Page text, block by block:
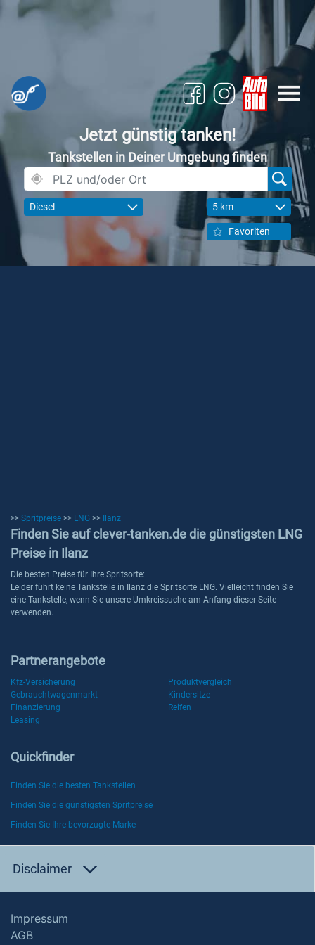
Jetzt günstig tanken!
Tankstellen in Deiner Umgebung finden
Diesel 5 km
Favoriten
>> Spritpreise >> LNG >> Ilanz
Finden Sie auf clever-tanken.de die günstigsten LNG
Preise in Ilanz
Die besten Preise für Ihre Spritsorte:
Leider führt keine Tankstelle in Ilanz die Spritsorte LNG. Vielleicht finden Sie
eine Tankstelle, wenn Sie unsere Umkreissuche am Anfang dieser Seite
verwenden.
Partnerangebote
Kfz-Versicherung
Produktvergleich
Gebrauchtwagenmarkt
Kindersitze
Finanzierung
Reifen
Leasing
Quickfinder
Finden Sie die besten Tankstellen
Finden Sie die günstigsten Spritpreise
Finden Sie Ihre bevorzugte Marke
Disclaimer
Impressum
AGB